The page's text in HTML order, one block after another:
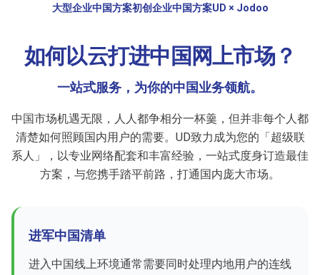
大型企业中国方案初创企业中国方案UD × Jodoo
如何以云打进中国网上市场？
一站式服务，为你的中国业务领航。
中国市场机遇无限，人人都争相分一杯羹，但并非每个人都
清楚如何照顾国内用户的需要。UD致力成为您的「超级联
系人」，以专业网络配套和丰富经验，一站式度身订造最佳
方案，与您携手踏平前路，打通国内庞大市场。
进军中国清单
进入中国线上环境通常需要同时处理内地用户的连线